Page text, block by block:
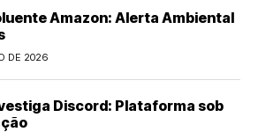
Amazon: Alerta Ambiental
DE 2026
Discord: Plataforma sob